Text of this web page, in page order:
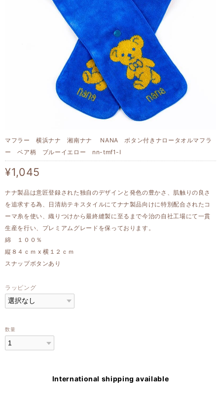
マフラー 横浜ナナ 湘南ナナ NANA ボタン付きナロータオルマフラ
ー ベア柄 ブルーイエロー nn-tmf1-I
¥1,045
ナナ製品は意匠登録された独自のデザインと発色の豊かさ、肌触りの良さ
を追求する為、日清紡テキスタイルにてナナ製品向けに特別配合されたコ
ーマ糸を使い、織りつけから最終縫製に至るまで今治の自社工場にて一貫
生産を行い、プレミアムグレードを保っております。
綿 １００％
縦８４ｃｍ x 横１２ｃｍ
スナップボタンあり
ラッピング
数量
International shipping available